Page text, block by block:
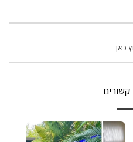
כאן
קשורים